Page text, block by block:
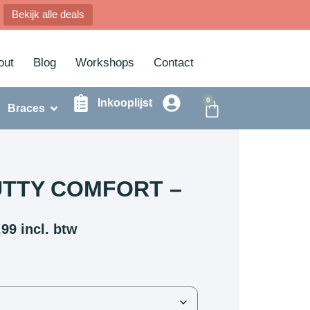
Bekijk alle deals
Blog Workshops Contact
Braces Inkooplijst 0
COMFORT –
incl. btw